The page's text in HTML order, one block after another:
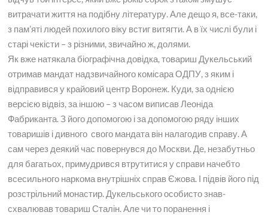
витрачати життя на подібну літературу. Але дещо я, все-таки,
з пам’яті людей похилого віку встиг витягти. А в їх числі були і
старі чекісти – з різними, звичайно ж, долями.
Як вже натякала біографічна довідка, товариш Дукельський
отримав мандат надзвичайного комісара ОДПУ, з яким і
відправився у крайовий центр Воронеж. Куди, за однією
версією відвіз, за ​​іншою – з часом виписав Леоніда
Фабриканта. З його допомогою і за допомогою ряду інших
товаришів і дивного свого мандата він налагодив справу. А
сам через деякий час повернувся до Москви. Де, незабутньо
для багатьох, примудрився втрутитися у справи начебто
всесильного наркома внутрішніх справ Єжова. І підвів його під
розстрільний монастир. Дукельського особисто знав-
схвалював товариш Сталін. Але чи то поранення і